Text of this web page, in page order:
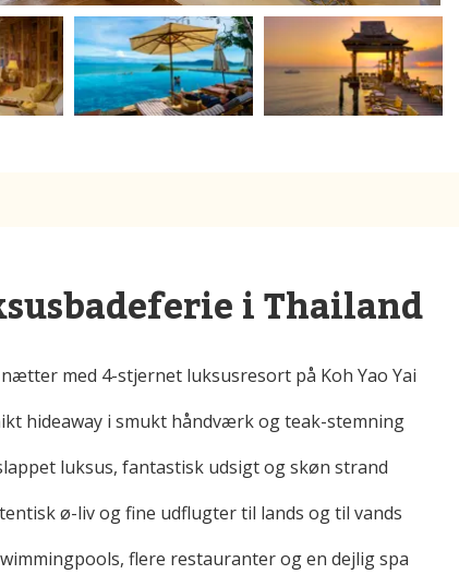
i Thailand
nætter med 4-stjernet luksusresort på Koh Yao Yai
hideaway i smukt håndværk og teak-stemning
luksus, fantastisk udsigt og skøn strand
ø-liv og fine udflugter til lands og til vands
flere restauranter og en dejlig spa